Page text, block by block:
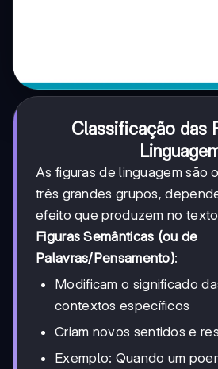
Classificação das
As figuras de linguagem são
três grandes grupos,
efeito que produzem no
Figuras Semânticas (ou de
Palavras/Pensamento):
Modificam o significado
contextos específicos
Criam novos sentidos e
Exemplo: Quando um